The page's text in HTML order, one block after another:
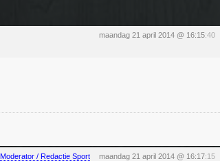
maandag 21 april 2014 @ 16:15:40
Moderator / Redactie Sport maandag 21 april 2014 @ 16:17:15